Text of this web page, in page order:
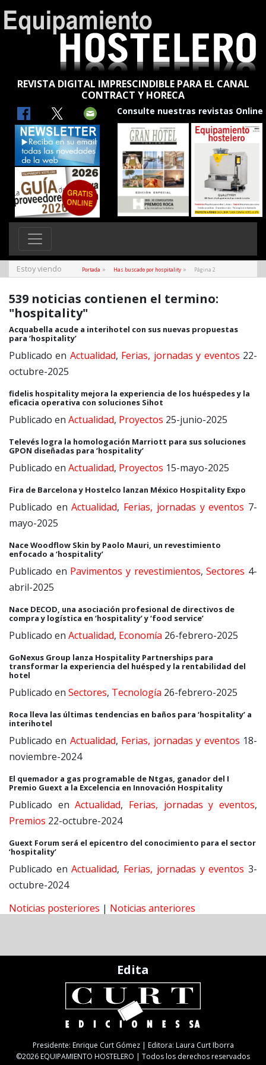
REVISTA DIGITAL IMPRESCINDIBLE PARA EL CANAL
CONTRACT Y HORECA
Consulte nuestras revistas Online
Estoy viendo Portada » Has buscado por hospitality » Página 2
539 noticias contienen el termino:
"hospitality"
Acquabella acude a interihotel con sus nuevas propuestas
para ‘hospitality’
Publicado en Actualidad, Ferias, jornadas y eventos 22-
octubre-2025
fidelis hospitality mejora la experiencia de los huéspedes y la
eficacia operativa con soluciones Sihot
Publicado en Actualidad, Proyectos 25-junio-2025
Televés logra la homologación Marriott para sus soluciones
GPON diseñadas para ‘hospitality’
Publicado en Actualidad, Proyectos 15-mayo-2025
Fira de Barcelona y Hostelco lanzan México Hospitality Expo
Publicado enActualidad, Ferias, jornadas y eventos 7-
mayo-2025
Nace Woodflow Skin by Paolo Mauri, un revestimiento
enfocado a ‘hospitality’
Publicado en Pavimentos y revestimientos,Sectores 4-
abril-2025
Nace DECOD, una asociación profesional de directivos de
compra y logística en ‘hospitality’ y ‘food service’
Publicado en Actualidad, Economía 26-febrero-2025
GoNexus Group lanza Hospitality Partnerships para
transformar la experiencia del huésped y la rentabilidad del
hotel
Publicado en Sectores, Tecnología 26-febrero-2025
Roca lleva las últimas tendencias en baños para ‘hospitality’ a
interihotel
Publicado en Actualidad, Ferias, jornadas y eventos 18-
noviembre-2024
El quemador a gas programable de Ntgas, ganador del I
Premio Guext a la Excelencia en Innovación Hospitality
Publicado enActualidad, Ferias, jornadas y eventos,
Premios 22-octubre-2024
Guext Forum será el epicentro del conocimiento para el sector
‘hospitality’
Publicado enActualidad, Ferias, jornadas y eventos 3-
octubre-2024
Noticias posteriores | Noticias anteriores
Edita
Presidente: Enrique Curt Gómez | Editora: Laura Curt Iborra
©2026 EQUIPAMIENTO HOSTELERO | Todos los derechos reservados